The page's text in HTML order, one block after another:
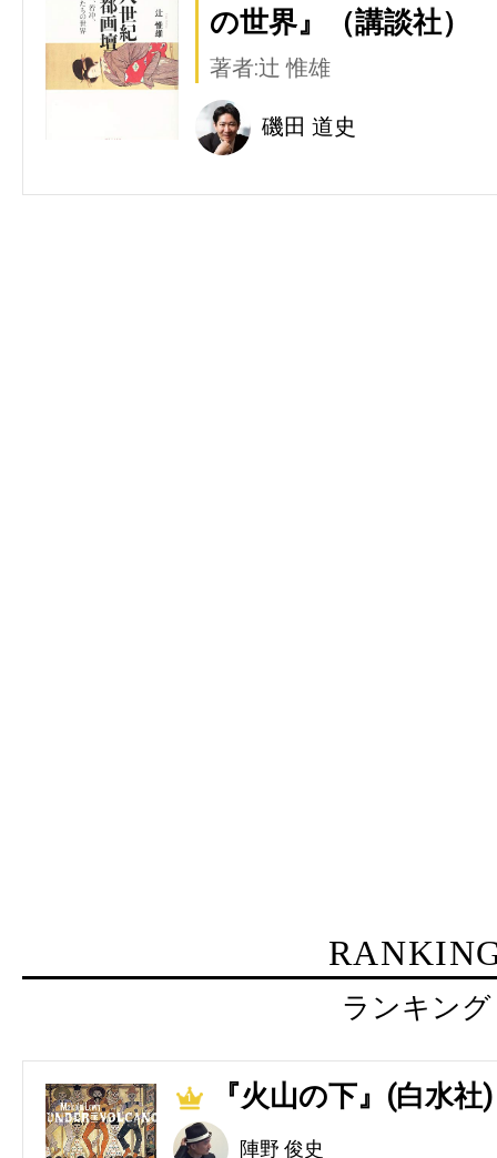
の世界』（講談社）
著者:辻 惟雄
磯田 道史
ランキング
1 『火山の下』(白水社)
陣野 俊史